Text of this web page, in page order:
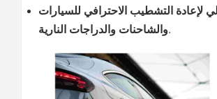
لإعادة التشطيب الاحترافي للسيارات
والشاحنات والدراجات النارية.